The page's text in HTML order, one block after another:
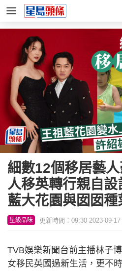
細數12個移居藝
人移英轉行親自
藍大花園與囡囡種
星級品味 更新時間：09:30 2023-09-
TVB娛樂新聞台前主播林子
女移民英國過新生活，更不